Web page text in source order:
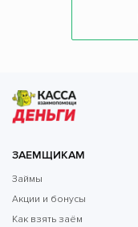
ЗАЕМЩИКАМ
Займы
Акции и бонусы
Как взять заём